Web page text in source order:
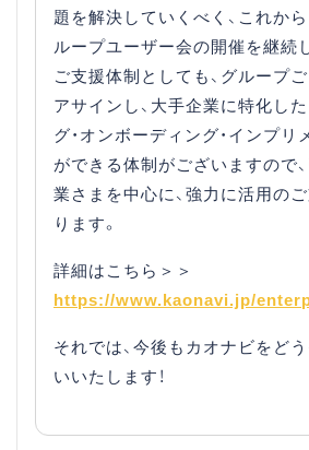
題を解決していくべく、これか
ループユーザー会の開催を継続
ご支援体制としても、グループ
アサインし、大手企業に特化し
グ・オンボーディング・インプ
ができる体制がございますので
業さまを中心に、強力に活用の
ります。
詳細はこちら＞＞
https://www.kaonavi.jp/
それでは、今後もカオナビをど
いいたします！